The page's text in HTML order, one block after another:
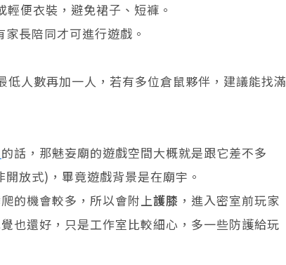
便衣裝，避免裙子、短褲。
長陪同才可進行遊戲。
人數再加一人，若有多位倉鼠夥伴，建議能找滿
的話，那魅妄廟的遊戲空間大概就是跟它差不多
放式)，畢竟遊戲背景是在廟宇。
的機會較多，所以會附上護膝 ，進入密室前玩家
也還好，只是工作室比較細心，多一些防護給玩